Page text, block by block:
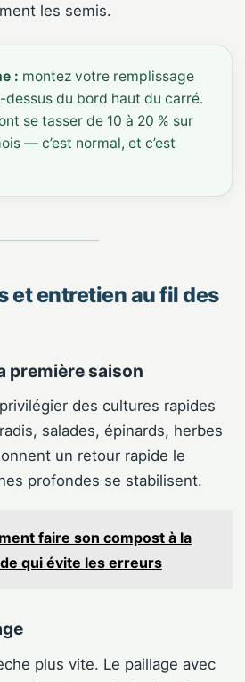
les semis.
: montez votre remplissage
dessus du bord haut du carré.
se tasser de 10 à 20 % sur
— c’est normal, et c’est
et entretien au fil des
première saison
des cultures rapides
salades, épinards, herbes
un retour rapide le
profondes se stabilisent.
faire son compost à la
qui évite les erreurs
plus vite. Le paillage avec